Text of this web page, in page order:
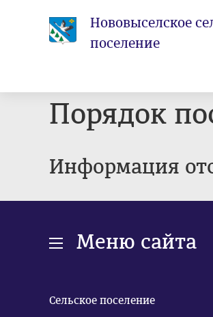
Нововыселское
поселение
Порядок
Информация
Меню сайта
Сельское поселение